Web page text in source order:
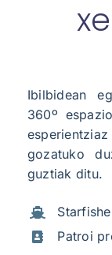
Ibilbidean
360º
gozatuko
guztiak ditu.
Patroi